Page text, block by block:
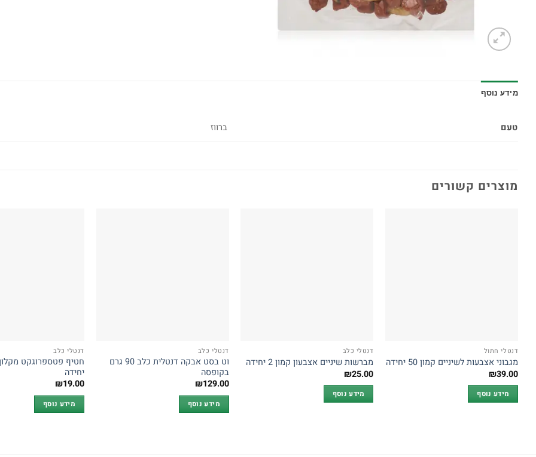
מידע נוסף
טעם ברווז
מוצרים קשורים
דנטלי חתול
מגבוני אצבעות לשיניים קמון 50 יחידה
₪39.00
מידע נוסף
דנטלי כלב
מברשות שיניים אצבעון קמון 2 יחידה
₪25.00
מידע נוסף
דנטלי כלב
וט בסט אבקה דנטלית כלב 90 גרם
בקופסה
₪129.00
מידע נוסף
דנטלי כלב
יחידה
₪19.00
מידע נוסף